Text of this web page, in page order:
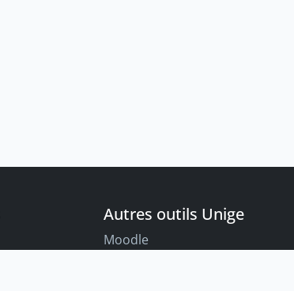
Autres outils Unige
Moodle